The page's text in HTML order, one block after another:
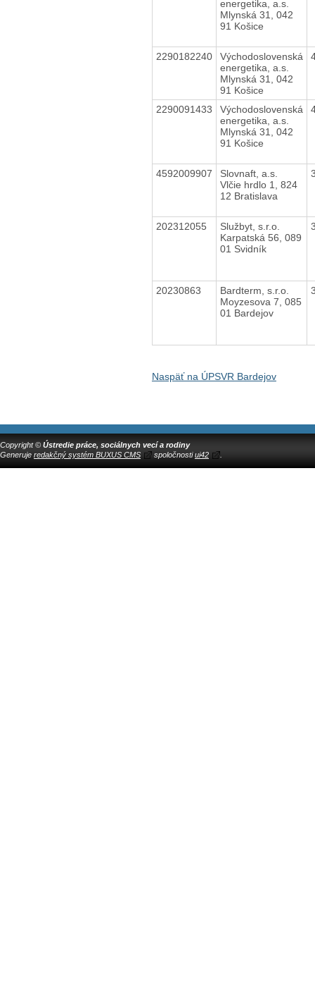
energetika, a.s.
Mlynská 31, 042
91 Košice
2290182240
Východoslovenská
energetika, a.s.
Mlynská 31, 042
91 Košice
2290091433
Východoslovenská
energetika, a.s.
Mlynská 31, 042
91 Košice
4592009907
Slovnaft, a.s.
Vlčie hrdlo 1, 824
12 Bratislava
202312055
Službyt, s.r.o.
Karpatská 56, 089
01 Svidník
20230863
Bardterm, s.r.o.
Moyzesova 7, 085
01 Bardejov
Naspäť na ÚPSVR Bardejov
Copyright © Ústredie práce, sociálnych vecí a rodiny
Generuje redakčný systém BUXUS CMS spoločnostiui42